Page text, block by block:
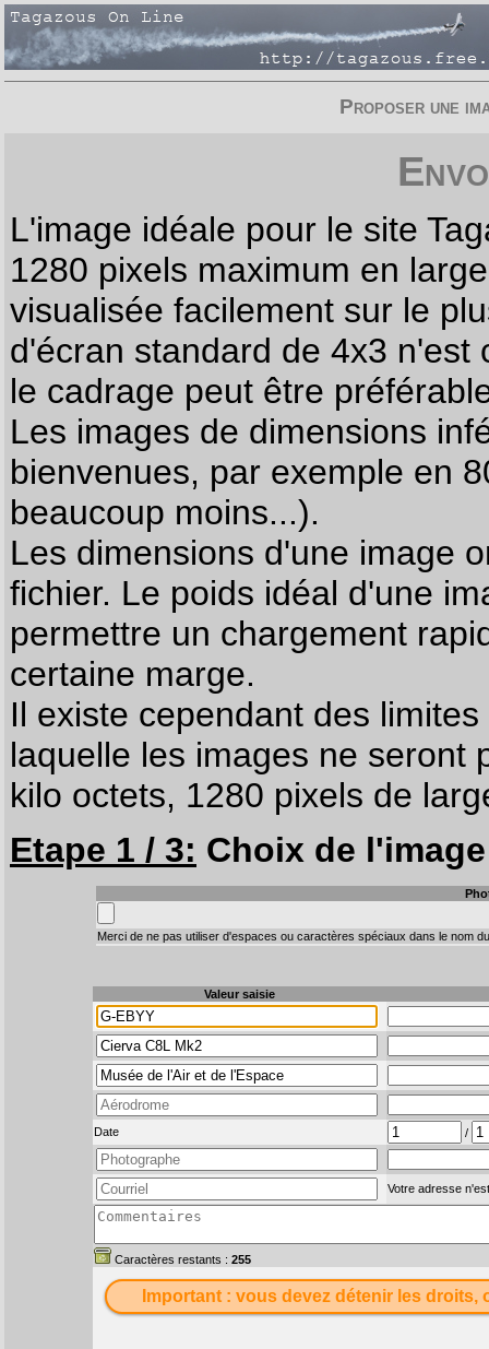
Proposer une
L'image idéale pour le site
1280 pixels maximum en
visualisée facilement sur le
d'écran standard de 4x3
le cadrage peut être
Les images de dimensions
bienvenues, par exemple en
beaucoup moins...).
Les dimensions d'une image
fichier. Le poids idéal d'une
permettre un chargement
certaine marge.
Il existe cependant des
laquelle les images ne seront
kilo octets, 1280 pixels de
Etape 1 / 3: Choix de
Merci de ne pas utiliser d'espaces ou caractères spéciaux dans le nom
Valeur saisie
Date /
Votre adresse
Caractères restants : 255
Important : vous devez détenir les